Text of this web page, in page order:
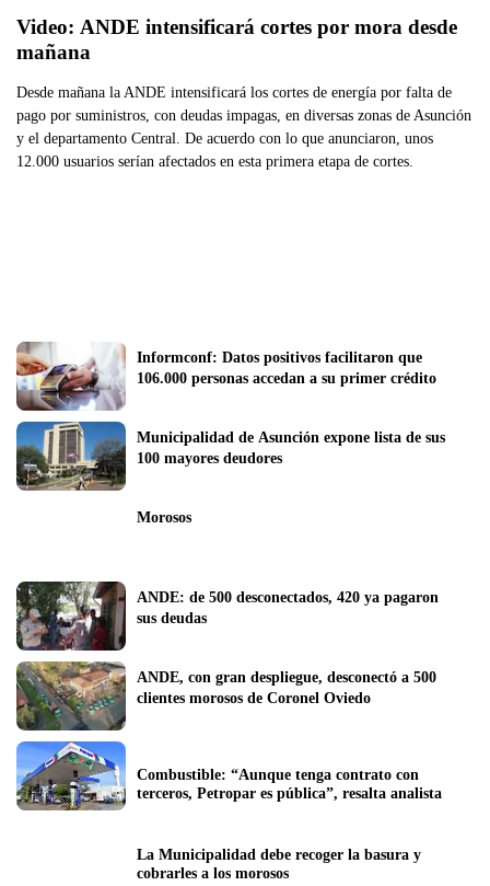
Video: ANDE intensificará cortes por mora desde
mañana
Desde mañana la ANDE intensificará los cortes de energía por falta de
pago por suministros, con deudas impagas, en diversas zonas de Asunción
y el departamento Central. De acuerdo con lo que anunciaron, unos
12.000 usuarios serían afectados en esta primera etapa de cortes.
Informconf: Datos positivos facilitaron que
Municipalidad de Asunción expone lista de sus
100 mayores deudores
Morosos
ANDE: de 500 desconectados, 420 ya pagaron
sus deudas
ANDE, con gran despliegue, desconectó a 500
clientes morosos de Coronel Oviedo
Combustible: “Aunque tenga contrato con
terceros, Petropar es pública”, resalta analista
La Municipalidad debe recoger la basura y
cobrarles a los morosos